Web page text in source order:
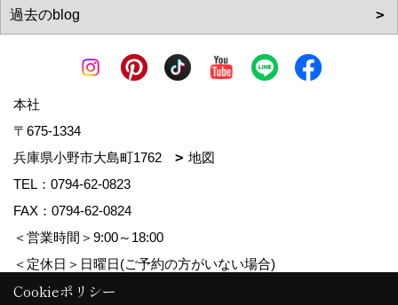
本社
〒675-1334
兵庫県小野市大島町1762
地図
TEL： 0794-62-0823
FAX：0794-62-0824
＜営業時間＞9:00～18:00
＜定休日＞日曜日(ご予約の方がいない場合)
Cookieポリシー